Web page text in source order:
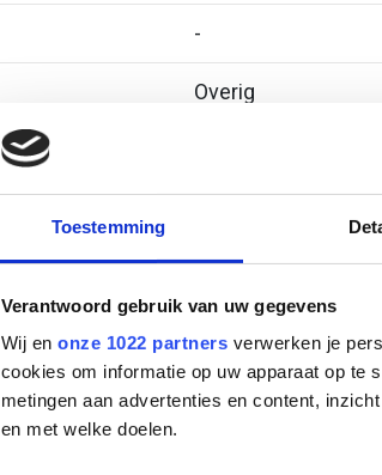
Toestemming
Verantwoord gebruik van uw gegevens
Wij en onze 1022 partners verwerken je
cookies om informatie op uw apparaat op te
metingen aan advertenties en content,
en met welke doelen.
-
Overig
Nee